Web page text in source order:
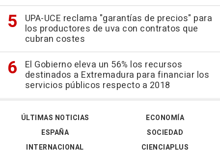
UPA-UCE reclama "garantías de precios" para
los productores de uva con contratos que
cubran costes
El Gobierno eleva un 56% los recursos
destinados a Extremadura para financiar los
servicios públicos respecto a 2018
ÚLTIMAS NOTICIAS
ESPAÑA
INTERNACIONAL
ECONOMÍA
SOCIEDAD
CIENCIAPLUS